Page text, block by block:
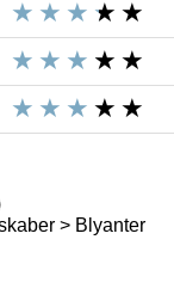
> Blyanter